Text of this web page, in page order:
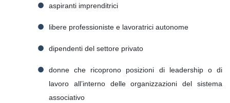
aspiranti imprenditrici
libere professioniste e lavoratrici autonome
dipendenti del settore privato
donne che ricoprono posizioni di leadership o di
lavoro all’interno delle organizzazioni del sistema
associativo